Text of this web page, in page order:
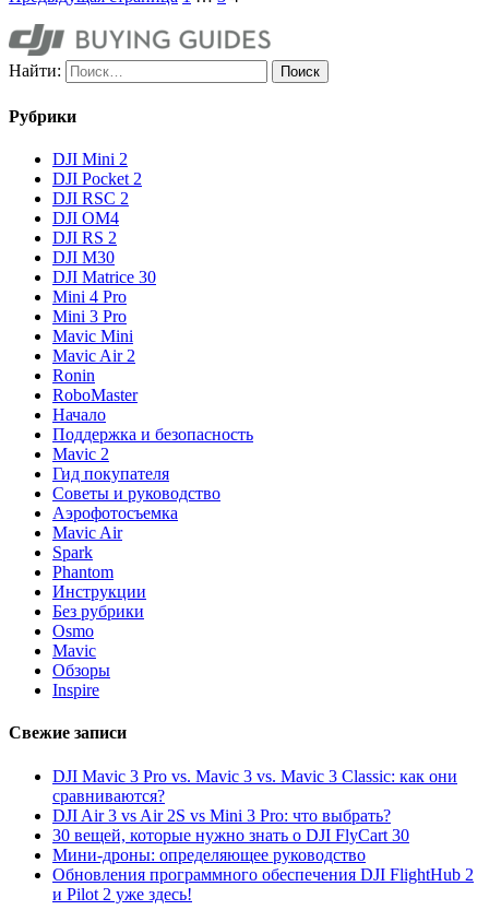
Найти:
Рубрики
DJI Mini 2
DJI Pocket 2
DJI RSC 2
DJI OM4
DJI RS 2
DJI M30
DJI Matrice 30
Mini 4 Pro
Mini 3 Pro
Mavic Mini
Mavic Air 2
Ronin
RoboMaster
Начало
Поддержка и безопасность
Mavic 2
Гид покупателя
Советы и руководство
Аэрофотосъемка
Mavic Air
Spark
Phantom
Инструкции
Без рубрики
Osmo
Mavic
Обзоры
Inspire
Свежие записи
DJI Mavic 3 Pro vs. Mavic 3 vs. Mavic 3 Classic: как они
сравниваются?
DJI Air 3 vs Air 2S vs Mini 3 Pro: что выбрать?
30 вещей, которые нужно знать о DJI FlyCart 30
Мини-дроны: определяющее руководство
Обновления программного обеспечения DJI FlightHub 2
и Pilot 2 уже здесь!